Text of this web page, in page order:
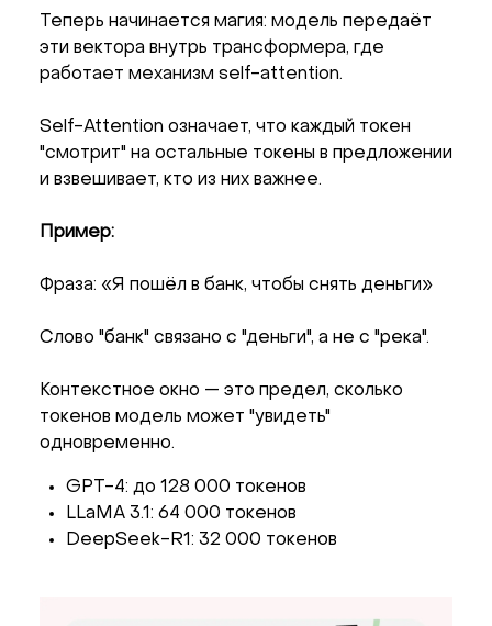
Теперь начинается магия: модель передаёт
эти вектора внутрь трансформера, где
работает механизм self-attention.
Self-Attention означает, что каждый токен
"смотрит" на остальные токены в предложении
и взвешивает, кто из них важнее.
Пример:
Фраза: «Я пошёл в банк, чтобы снять деньги»
Слово "банк" связано с "деньги", а не с "река".
Контекстное окно — это предел, сколько
токенов модель может "увидеть"
одновременно.
GPT-4: до 128 000 токенов
LLaMA 3.1: 64 000 токенов
DeepSeek-R1: 32 000 токенов